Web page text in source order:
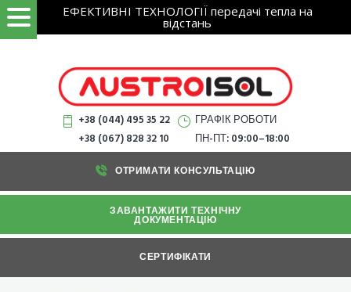
Skip
to
ЕФЕКТИВНІ ТЕХНОЛОГІЇ передачі тепла на
відстань
ЗНАЙТИ
+38 (044) 495 35 22
+38 (067) 828 32 10
ГРАФІК РОБОТИ
ПН-ПТ: 09:00–18:00
ОТРИМАТИ КОНСУЛЬТАЦІЮ
ЗАВАНТАЖИТИ ТЕХНІЧНУ
ДОКУМЕНТАЦІЮ
СЕРТИФІКАТИ